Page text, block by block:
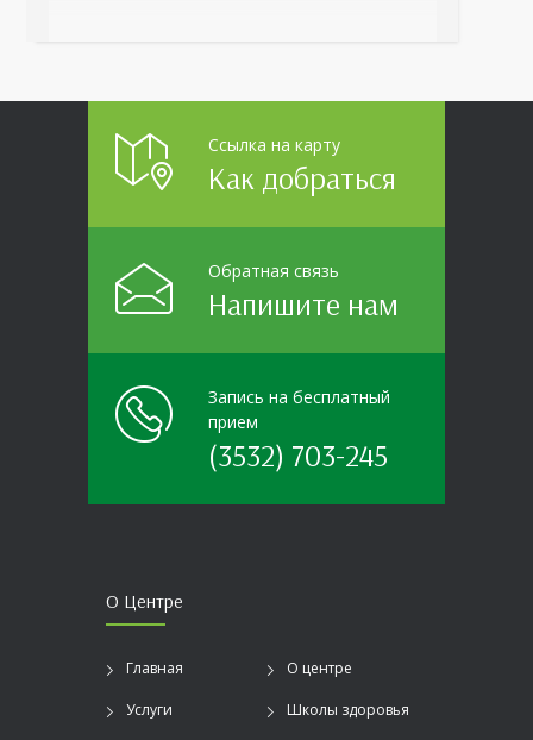
Ссылка на карту
Как добраться
Обратная связь
Напишите нам
Запись на бесплатный
прием
(3532) 703-245
О Центре
Главная О центре
Услуги Школы здоровья